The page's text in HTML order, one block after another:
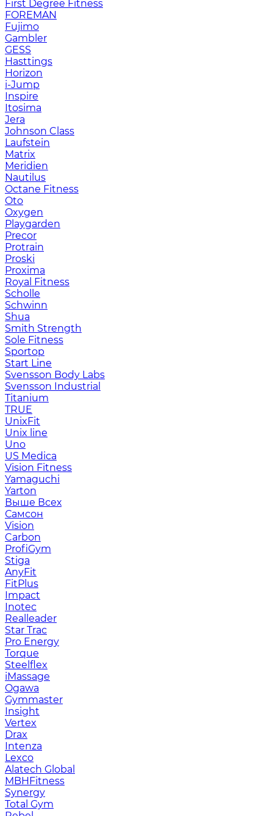
First Degree Fitness
FOREMAN
Fujimo
Gambler
GESS
Hasttings
Horizon
i-Jump
Inspire
Itosima
Jera
Johnson Class
Laufstein
Matrix
Meridien
Nautilus
Octane Fitness
Oto
Oxygen
Playgarden
Precor
Protrain
Proski
Proxima
Royal Fitness
Scholle
Schwinn
Shua
Smith Strength
Sole Fitness
Sportop
Start Line
Svensson Body Labs
Svensson Industrial
Titanium
TRUE
UnixFit
Unix line
Uno
US Medica
Vision Fitness
Yamaguchi
Yarton
Выше Всех
Самсон
Vision
Carbon
ProfiGym
Stiga
AnyFit
FitPlus
Impact
Inotec
Realleader
Star Trac
Pro Energy
Torque
Steelflex
iMassage
Ogawa
Gymmaster
Insight
Vertex
Drax
Intenza
Lexco
Alatech Global
MBHFitness
Synergy
Total Gym